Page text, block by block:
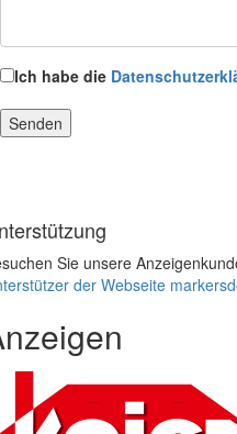
Ich habe die
Sie unsere
der Webseite